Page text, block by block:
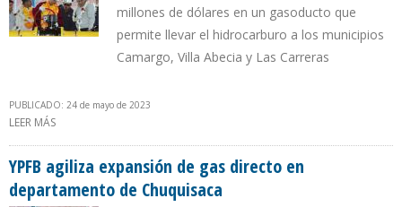
millones de dólares en un gasoducto que
permite llevar el hidrocarburo a los municipios
Camargo, Villa Abecia y Las Carreras
PUBLICADO: 24 de mayo de 2023
LEER MÁS
YPFB agiliza expansión de gas directo en
departamento de Chuquisaca